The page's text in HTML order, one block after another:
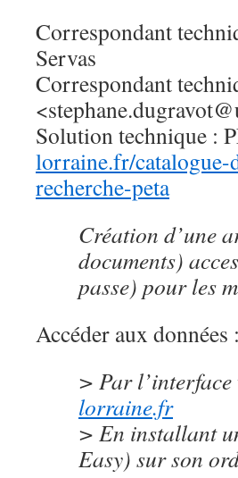
Correspondant
Servas
Correspondant
Solution technique :
lorraine.fr/catalogue-
recherche-peta
Création d’une
documents)
passe) pour les
Accéder aux données :
> Par l’interface
lorraine.fr
> En installant
Easy) sur son